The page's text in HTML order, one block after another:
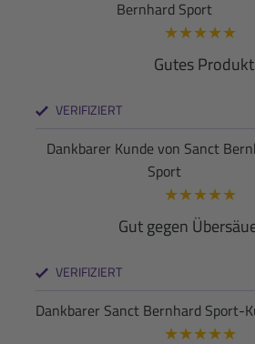
Bernhard Sport
★★★★★
Gutes Produkt
VERIFIZIERT
Dankbarer Kunde von Sanct
Sport
★★★★★
Gut gegen
VERIFIZIERT
Dankbarer Sanct Bernhard Sport-
★★★★★